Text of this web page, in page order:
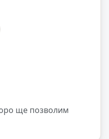
ще позволим